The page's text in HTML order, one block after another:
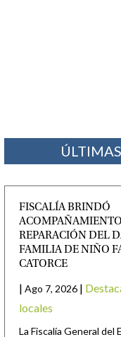
FISCALÍA BRINDÓ
REPARACIÓN DEL
FAMILIA DE NIÑO
CATORCE
| Ago 7, 2026 |
locales
La Fiscalía General del